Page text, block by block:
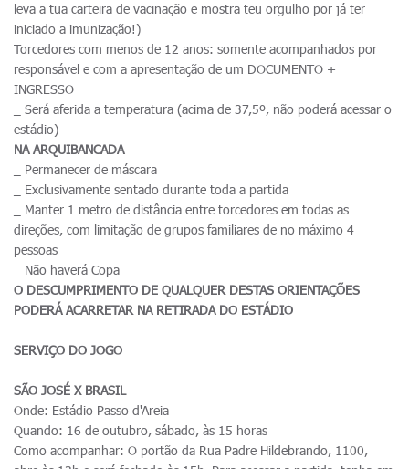
leva a tua carteira de vacinação e mostra teu orgulho por já ter
iniciado a imunização!)
Torcedores com menos de 12 anos: somente acompanhados por
responsável e com a apresentação de um DOCUMENTO +
INGRESSO
_ Será aferida a temperatura (acima de 37,5º, não poderá acessar o
estádio)
NA ARQUIBANCADA
_ Permanecer de máscara
_ Exclusivamente sentado durante toda a partida
_ Manter 1 metro de distância entre torcedores em todas as
direções, com limitação de grupos familiares de no máximo 4
pessoas
_ Não haverá Copa
O DESCUMPRIMENTO DE QUALQUER DESTAS ORIENTAÇÕES
PODERÁ ACARRETAR NA RETIRADA DO ESTÁDIO
SERVIÇO DO JOGO
SÃO JOSÉ X BRASIL
Onde: Estádio Passo d'Areia
Quando: 16 de outubro, sábado, às 15 horas
Como acompanhar: O portão da Rua Padre Hildebrando, 1100,